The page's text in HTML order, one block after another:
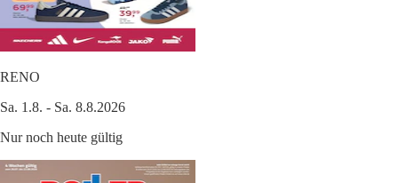
RENO
Sa. 1.8. - Sa. 8.8.2026
Nur noch heute gültig